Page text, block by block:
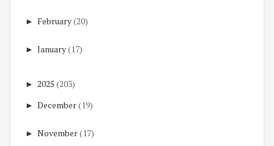
► February(20)
► January(17)
► 2025 (203)
► December(19)
► November(17)